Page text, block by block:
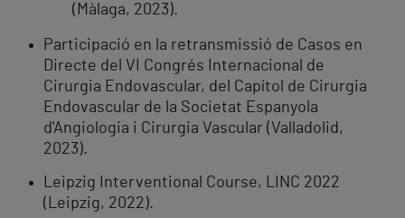
(Màlaga, 2023).
Participació en la retransmissió de Casos en
Directe del VI Congrés Internacional de
Cirurgia Endovascular, del Capítol de Cirurgia
Endovascular de la Societat Espanyola
d'Angiologia i Cirurgia Vascular (Valladolid,
2023).
Leipzig Interventional Course, LINC 2022
(Leipzig, 2022).